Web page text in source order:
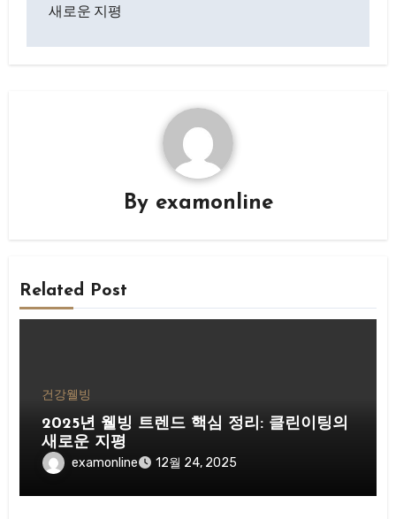
색새로운 지평
By examonline
Related Post
건강웰빙
2025년 웰빙 트렌드 핵심 정리: 클린이팅의
새로운 지평
examonline 12월 24, 2025